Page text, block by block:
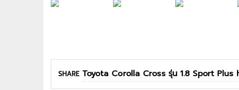
REGISTER
SHARE